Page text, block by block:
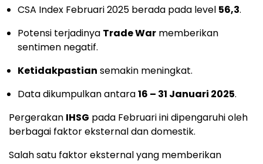
CSA Index Februari 2025 berada pada level 56,3.
Potensi terjadinya Trade War memberikan
sentimen negatif.
Ketidakpastian semakin meningkat.
Data dikumpulkan antara16 – 31 Januari 2025.
Pergerakan IHSG pada Februari ini dipengaruhi oleh
berbagai faktor eksternal dan domestik.
Salah satu faktor eksternal yang memberikan